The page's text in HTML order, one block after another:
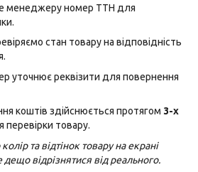
менеджеру номер ТТН для
стан товару на відповідність
уточнює реквізити для повернення
коштів здійснюється протягом 3-х
перевірки товару.
та відтінок товару на екрані
відрізнятися від реального.